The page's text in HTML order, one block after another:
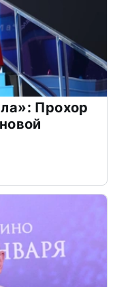
Прохор